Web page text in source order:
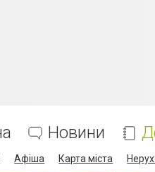
Новини
Афіша Карта міста